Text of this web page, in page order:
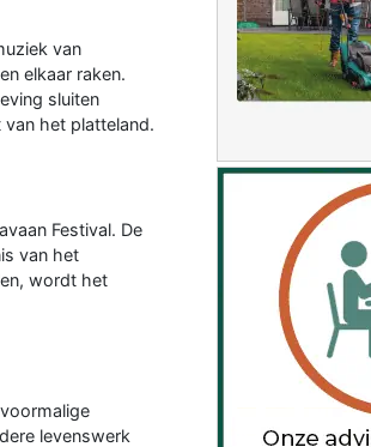
van
elkaar raken.
sluiten
het platteland.
Festival. De
van het
wordt het
levenswerk